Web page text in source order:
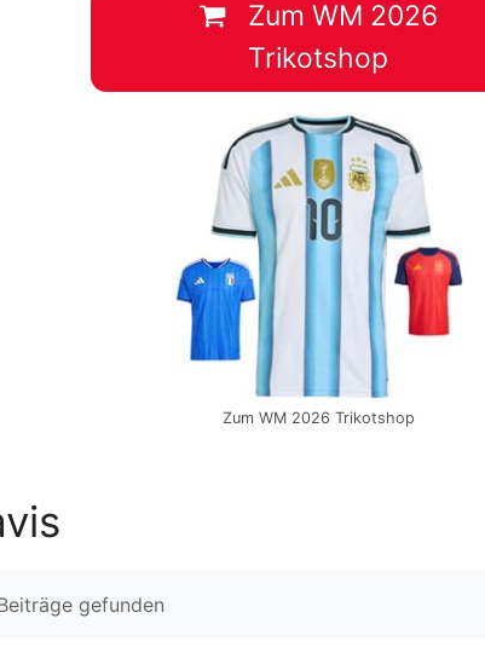
Zum WM 2026
Trikotshop
Zum WM 2026 Trikotshop
gefunden